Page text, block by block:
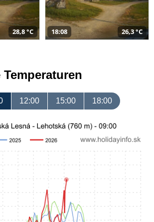
28,8 °C 18:08 26,3 °C
12:00 15:00 18:00